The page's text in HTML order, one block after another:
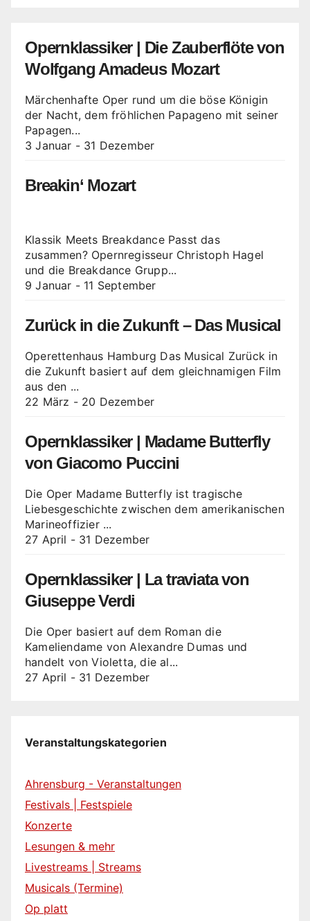
Opernklassiker | Die Zauberflöte von
Wolfgang Amadeus Mozart
Märchenhafte Oper rund um die böse Königin
der Nacht, dem fröhlichen Papageno mit seiner
Papagen...
3 Januar - 31 Dezember
Breakin‘ Mozart
Klassik Meets Breakdance Passt das
zusammen? Opernregisseur Christoph Hagel
und die Breakdance Grupp...
9 Januar - 11 September
Zurück in die Zukunft – Das Musical
Operettenhaus Hamburg Das Musical Zurück in
die Zukunft basiert auf dem gleichnamigen Film
aus den ...
22 März - 20 Dezember
Opernklassiker | Madame Butterfly
von Giacomo Puccini
Die Oper Madame Butterfly ist tragische
Liebesgeschichte zwischen dem amerikanischen
Marineoffizier ...
27 April - 31 Dezember
Opernklassiker | La traviata von
Giuseppe Verdi
Die Oper basiert auf dem Roman die
Kameliendame von Alexandre Dumas und
handelt von Violetta, die al...
27 April - 31 Dezember
Veranstaltungskategorien
Ahrensburg - Veranstaltungen
Festivals | Festspiele
Konzerte
Lesungen & mehr
Livestreams | Streams
Musicals (Termine)
Op platt